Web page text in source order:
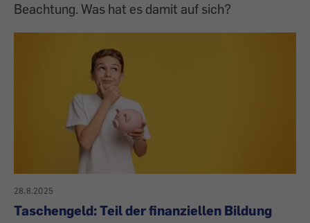
Beachtung. Was hat es damit auf sich?
28.8.2025
Taschengeld: Teil der finanziellen Bildung